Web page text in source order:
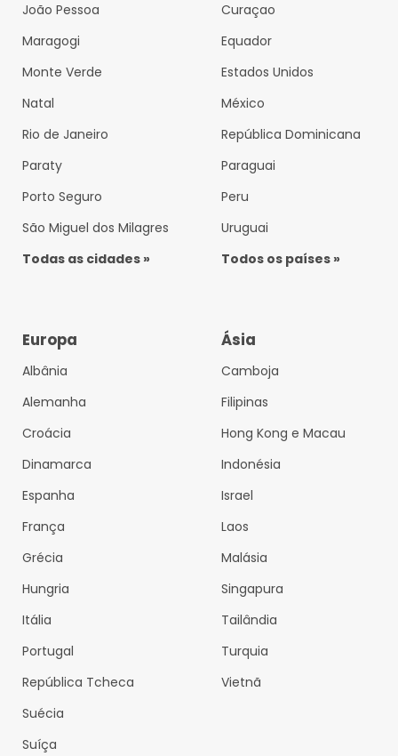
João Pessoa
Maragogi
Monte Verde
Natal
Rio de Janeiro
Paraty
Porto Seguro
São Miguel dos Milagres
Todas as cidades »
Curaçao
Equador
Estados Unidos
México
República Dominicana
Paraguai
Peru
Uruguai
Todos os países »
Europa
Albânia
Alemanha
Croácia
Dinamarca
Espanha
França
Grécia
Hungria
Itália
Portugal
República Tcheca
Suécia
Suíça
Ásia
Camboja
Filipinas
Hong Kong e Macau
Indonésia
Israel
Laos
Malásia
Singapura
Tailândia
Turquia
Vietnã